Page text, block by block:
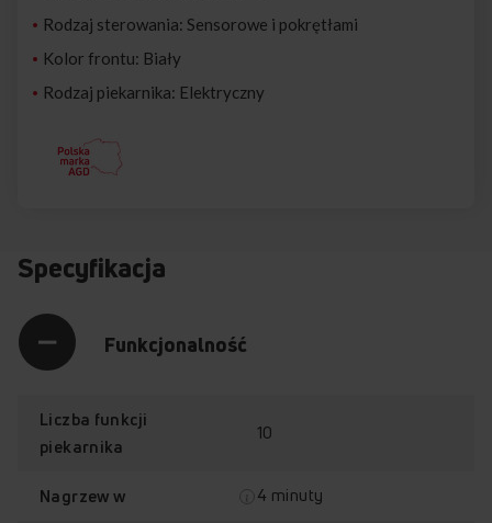
Rodzaj sterowania: Sensorowe i pokrętłami
Kolor frontu: Biały
Rodzaj piekarnika: Elektryczny
Specyfikacja
Funkcjonalność
Liczba funkcji
piekarnika
10
Nagrzew w 4 minuty